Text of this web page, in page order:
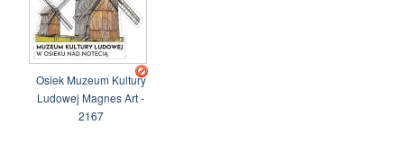
Osiek Muzeum Kultury
Ludowej Magnes Art -
2167